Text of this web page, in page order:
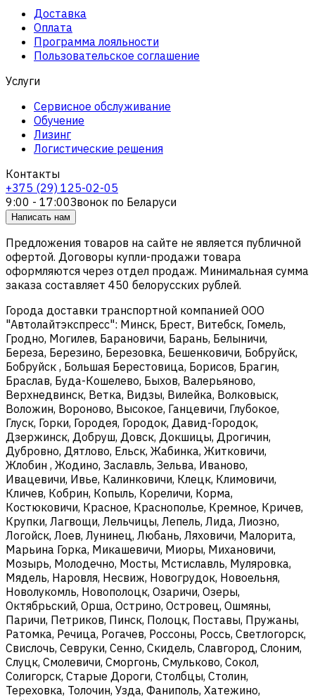
Доставка
Оплата
Программа лояльности
Пользовательское соглашение
Услуги
Сервисное обслуживание
Обучение
Лизинг
Логистические решения
Контакты
+375 (29) 125-02-05
9:00 - 17:00Звонок по Беларуси
Написать нам
Предложения товаров на сайте не является публичной
офертой. Договоры купли-продажи товара
оформляются через отдел продаж. Минимальная сумма
заказа составляет 450 белорусских рублей.
Города доставки транспортной компанией ООО
"Автолайтэкспресс": Минск, Брест, Витебск, Гомель,
Гродно, Могилев, Барановичи, Барань, Белыничи,
Береза, Березино, Березовка, Бешенковичи, Бобруйск,
Бобруйск , Большая Берестовица, Борисов, Брагин,
Браслав, Буда-Кошелево, Быхов, Валерьяново,
Верхнедвинск, Ветка, Видзы, Вилейка, Волковыск,
Воложин, Вороново, Высокое, Ганцевичи, Глубокое,
Глуск, Горки, Городея, Городок, Давид-Городок,
Дзержинск, Добруш, Довск, Докшицы, Дрогичин,
Дубровно, Дятлово, Ельск, Жабинка, Житковичи,
Жлобин , Жодино, Заславль, Зельва, Иваново,
Ивацевичи, Ивье, Калинковичи, Клецк, Климовичи,
Кличев, Кобрин, Копыль, Кореличи, Корма,
Костюковичи, Красное, Краснополье, Кремное, Кричев,
Крупки, Лагвощи, Лельчицы, Лепель, Лида, Лиозно,
Логойск, Лоев, Лунинец, Любань, Ляховичи, Малорита,
Марьина Горка, Микашевичи, Миоры, Михановичи,
Мозырь, Молодечно, Мосты, Мстиславль, Муляровка,
Мядель, Наровля, Несвиж, Новогрудок, Новоельня,
Новолукомль, Новополоцк, Озаричи, Озеры,
Октябрьский, Орша, Острино, Островец, Ошмяны,
Паричи, Петриков, Пинск, Полоцк, Поставы, Пружаны,
Ратомка, Речица, Рогачев, Россоны, Россь, Светлогорск,
Свислочь, Севруки, Сенно, Скидель, Славгород, Слоним,
Слуцк, Смолевичи, Сморгонь, Смульково, Сокол,
Солигорск, Старые Дороги, Столбцы, Столин,
Тереховка, Толочин, Узда, Фаниполь, Хатежино,